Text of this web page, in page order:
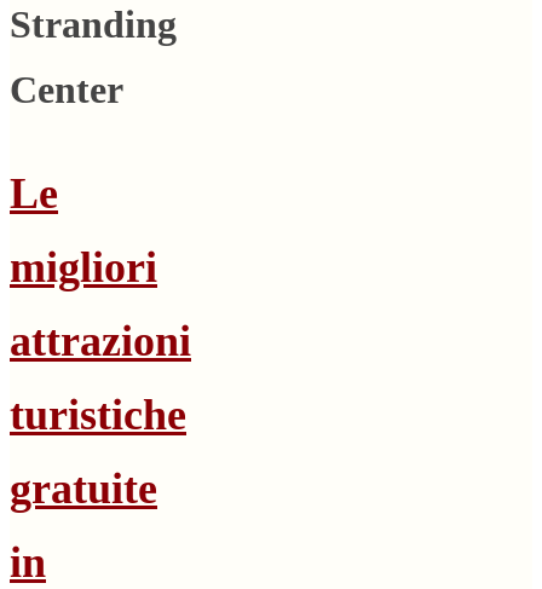
Stranding
Center
Le
migliori
attrazioni
turistiche
gratuite
in